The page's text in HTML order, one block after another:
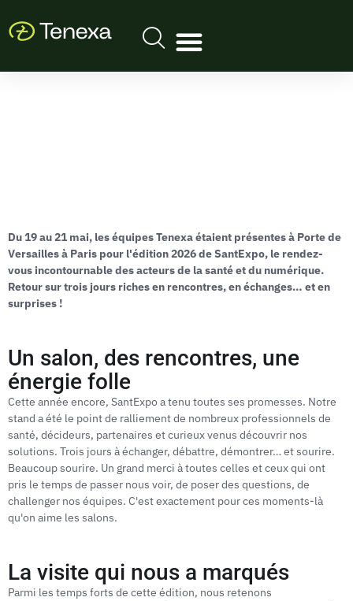
Du 19 au 21 mai, les équipes Tenexa étaient présentes à Porte de
Versailles à Paris pour l'édition 2026 de SantExpo, le rendez-
vous incontournable des acteurs de la santé et du numérique.
Retour sur trois jours riches en rencontres, en échanges… et en
surprises !
Un salon, des rencontres, une
énergie folle
Cette année encore, SantExpo a tenu toutes ses promesses. Notre
stand a été le point de ralliement de nombreux professionnels de
santé, décideurs, partenaires et curieux venus découvrir nos
solutions. Trois jours à échanger, débattre, démontrer… et sourire.
Beaucoup sourire. Un grand merci à toutes celles et ceux qui ont
pris le temps de passer nous voir, de poser des questions, de
challenger nos équipes. C'est exactement pour ces moments-là
qu'on aime les salons.
La visite qui nous a marqués
Parmi les temps forts de cette édition, nous retenons